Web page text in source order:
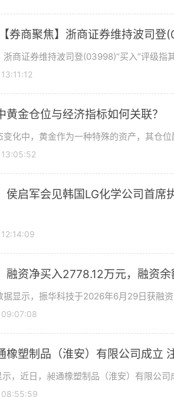
券商聚焦】浙商证券维持波司
浙商证券维持波司登(03998)“买入”评级指
黄金仓位与经济指标如何关联？
变化中，黄金作为一种特殊的资产，其仓
侯启军会见韩国LG化学公司首席
融资净买入2778.12万元，融资余
据显示，振华科技于2026年6月29日获融
橡塑制品（淮安）有限公司成立
，近日，昶通橡塑制品（淮安）有限公司